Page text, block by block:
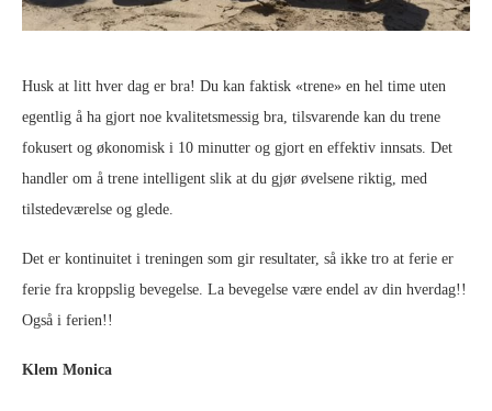
Husk at litt hver dag er bra! Du kan faktisk «trene» en hel time uten
egentlig å ha gjort noe kvalitetsmessig bra, tilsvarende kan du trene
fokusert og økonomisk i 10 minutter og gjort en effektiv innsats. Det
handler om å trene intelligent slik at du gjør øvelsene riktig, med
tilstedeværelse og glede.
Det er kontinuitet i treningen som gir resultater, så ikke tro at ferie er
ferie fra kroppslig bevegelse. La bevegelse være endel av din hverdag!!
Også i ferien!!
Klem Monica